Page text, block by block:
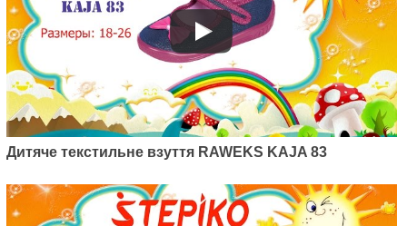
Артикул: U52/22
Дитяче текстильне взуття
Raweks Ula 52/22
380грн.
Дитяче текстильне взуття RAWEKS KAJA 83